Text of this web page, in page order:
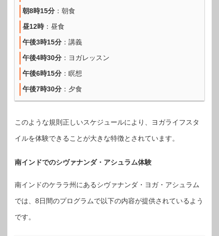
朝8時15分 ：朝食
昼12時 ：昼食
午後3時15分 ：講義
午後4時30分 ：ヨガレッスン
午後6時15分 ：瞑想
午後7時30分 ：夕食
このような規則正しいスケジュールにより、ヨガライフスタ
イルを体験できることが大きな特徴とされています。
南インドでのシヴァナンダ・アシュラム体験
南インドのケララ州にあるシヴァナンダ・ヨガ・アシュラム
では、8日間のプログラムで以下の内容が提供されているよう
です。